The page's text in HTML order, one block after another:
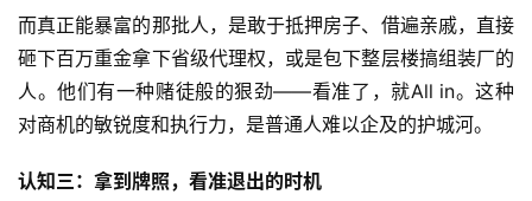
而真正能暴富的那批人，是敢于抵押房子、借遍亲戚，直接
砸下百万重金拿下省级代理权，或是包下整层楼搞组装厂的
人。他们有一种赌徒般的狠劲——看准了，就All in。这种
对商机的敏锐度和执行力，是普通人难以企及的护城河。
认知三：拿到牌照，看准退出的时机